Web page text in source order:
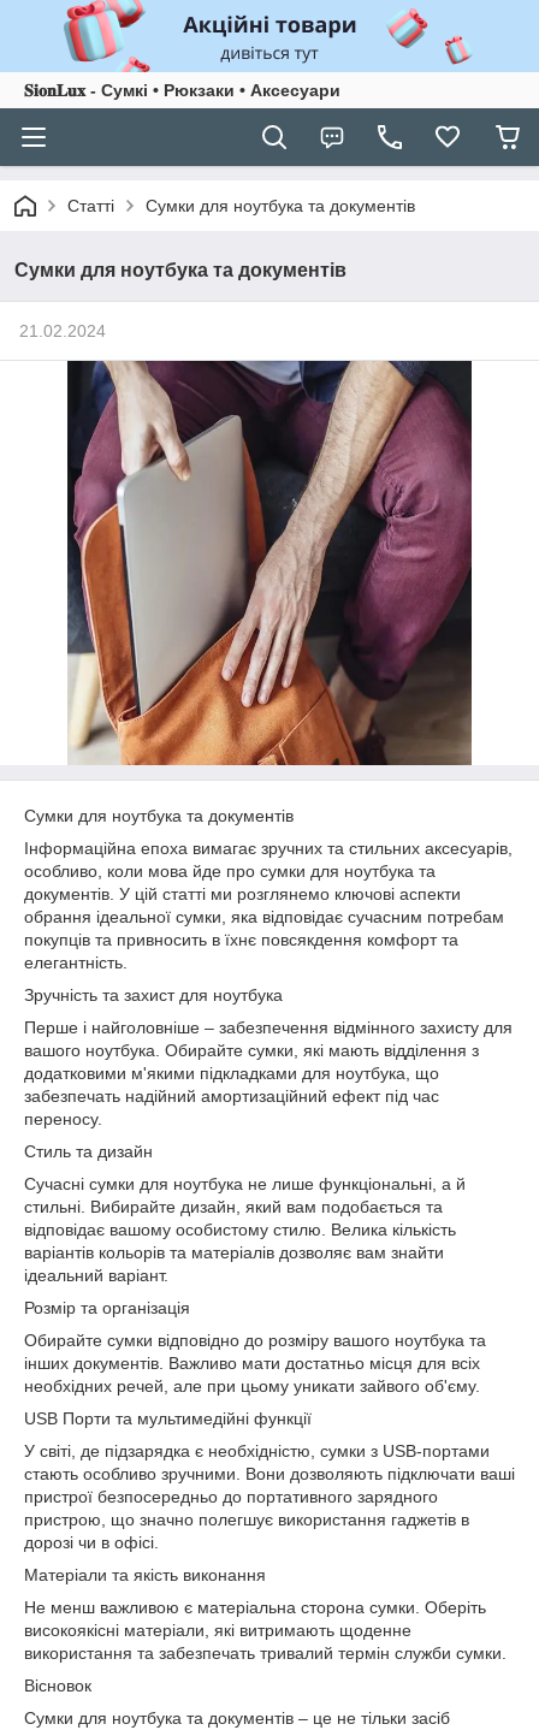
𝐒𝐢𝐨𝐧𝐋𝐮𝐱 - Сумкі • Рюкзаки • Аксесуари
Статті Сумки для ноутбука та документів
Сумки для ноутбука та документів
21.02.2024
Сумки для ноутбука та документів
Інформаційна епоха вимагає зручних та стильних аксесуарів,
особливо, коли мова йде про сумки для ноутбука та
документів. У цій статті ми розглянемо ключові аспекти
обрання ідеальної сумки, яка відповідає сучасним потребам
покупців та привносить в їхнє повсякдення комфорт та
елегантність.
Зручність та захист для ноутбука
Перше і найголовніше – забезпечення відмінного захисту для
вашого ноутбука. Обирайте сумки, які мають відділення з
додатковими м'якими підкладками для ноутбука, що
забезпечать надійний амортизаційний ефект під час
переносу.
Стиль та дизайн
Сучасні сумки для ноутбука не лише функціональні, а й
стильні. Вибирайте дизайн, який вам подобається та
відповідає вашому особистому стилю. Велика кількість
варіантів кольорів та матеріалів дозволяє вам знайти
ідеальний варіант.
Розмір та організація
Обирайте сумки відповідно до розміру вашого ноутбука та
інших документів. Важливо мати достатньо місця для всіх
необхідних речей, але при цьому уникати зайвого об'єму.
USB Порти та мультимедійні функції
У світі, де підзарядка є необхідністю, сумки з USB-портами
стають особливо зручними. Вони дозволяють підключати ваші
пристрої безпосередньо до портативного зарядного
пристрою, що значно полегшує використання гаджетів в
дорозі чи в офісі.
Матеріали та якість виконання
Не менш важливою є матеріальна сторона сумки. Оберіть
високоякісні матеріали, які витримають щоденне
використання та забезпечать тривалий термін служби сумки.
Вісновок
Сумки для ноутбука та документів – це не тільки засіб